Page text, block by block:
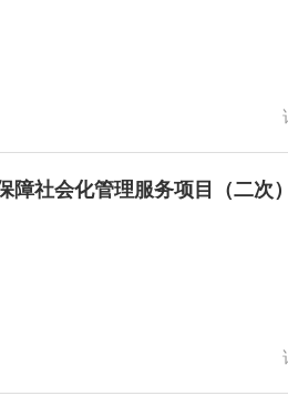
障社会化管理服务项目（二次